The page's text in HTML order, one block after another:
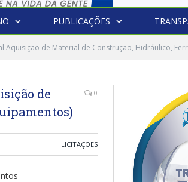
PUBLICAÇÕES
Aquisição de Material de Construção, Hidráulico,
de
0
LICITAÇÕES